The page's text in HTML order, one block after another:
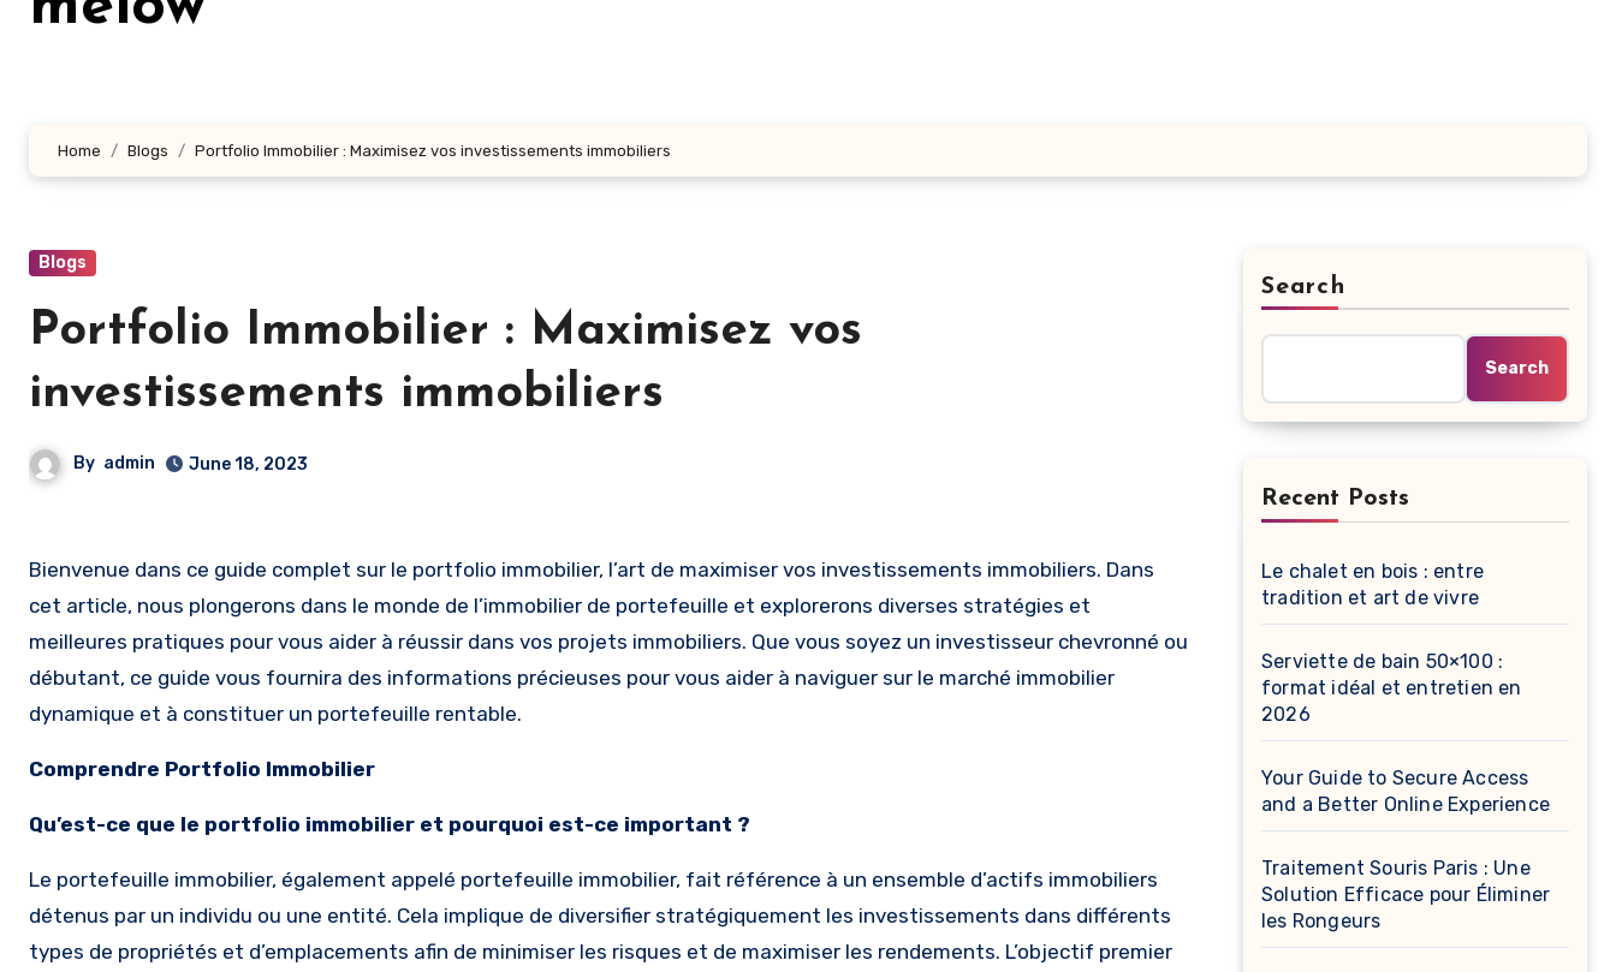
Home Blogs Portfolio Immobilier : Maximisez vos investissements immobiliers
Blogs
Portfolio Immobilier : Maximisez vos
investissements immobiliers
By admin June 18, 2023
Bienvenue dans ce guide complet sur le portfolio immobilier, l’art de maximiser vos investissements immobiliers. Dans
cet article, nous plongerons dans le monde de l’immobilier de portefeuille et explorerons diverses stratégies et
meilleures pratiques pour vous aider à réussir dans vos projets immobiliers. Que vous soyez un investisseur chevronné ou
débutant, ce guide vous fournira des informations précieuses pour vous aider à naviguer sur le marché immobilier
dynamique et à constituer un portefeuille rentable.
Comprendre Portfolio Immobilier
Qu’est-ce que le portfolio immobilier et pourquoi est-ce important ?
Le portefeuille immobilier, également appelé portefeuille immobilier, fait référence à un ensemble d’actifs immobiliers
détenus par un individu ou une entité. Cela implique de diversifier stratégiquement les investissements dans différents
types de propriétés et d’emplacements afin de minimiser les risques et de maximiser les rendements. L’objectif premier
Search
Search
Recent Posts
Le chalet en bois : entre
tradition et art de vivre
Serviette de bain 50×100 :
format idéal et entretien en
2026
Your Guide to Secure Access
and a Better Online Experience
Traitement Souris Paris : Une
Solution Efficace pour Éliminer
les Rongeurs